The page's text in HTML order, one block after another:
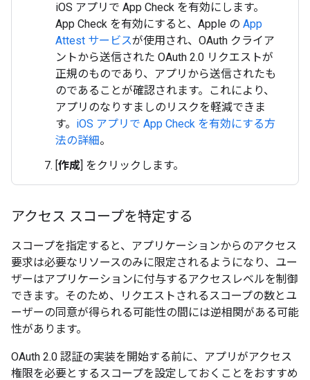
iOS アプリで App Check を有効にします。
App Check を有効にすると、Apple の App
Attest サービスが使用され、OAuth クライア
ントから送信された OAuth 2.0 リクエストが
正規のものであり、アプリから送信されたも
のであることが確認されます。これにより、
アプリのなりすましのリスクを軽減できま
す。 iOS アプリで App Check を有効にする方
法の詳細。
[作成] をクリックします。
アクセス スコープを特定する
スコープを指定すると、アプリケーションからのアクセス
要求は必要なリソースのみに限定されるようになり、ユー
ザーはアプリケーションに付与するアクセスレベルを制御
できます。そのため、リクエストされるスコープの数とユ
ーザーの同意が得られる可能性の間には逆相関がある可能
性があります。
OAuth 2.0 認証の実装を開始する前に、アプリがアクセス
権限を必要とするスコープを設定しておくことをおすすめ